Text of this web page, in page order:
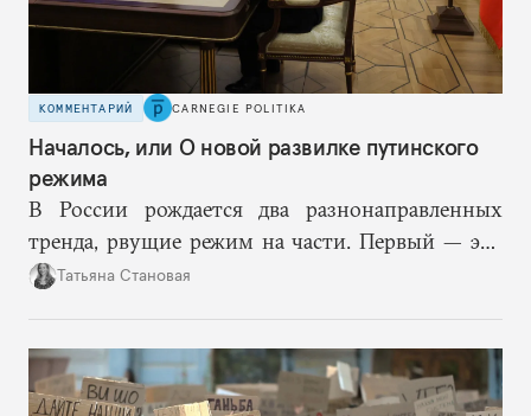
КОММЕНТАРИЙ CARNEGIE POLITIKA
Началось, или О новой развилке путинского
режима
В России рождается два разнонаправленных
тренда, рвущие режим на части. Первый — это
путинская логика войны, где эскалация влечет за
возможностей, на компетентность в принятии
решений и адекватное целеполагание.
Татьяна Становая